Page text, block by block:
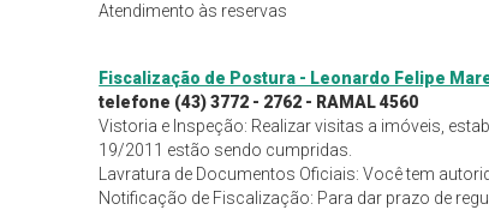
Atendimento às reservas
Fiscalização de Postura - Leonardo Felipe
telefone (43) 3772 - 2762 - RAMAL 4560
Vistoria e Inspeção: Realizar visitas a imóveis,
19/2011 estão sendo cumpridas.
Lavratura de Documentos Oficiais: Você tem
Notificação de Fiscalização: Para dar prazo de